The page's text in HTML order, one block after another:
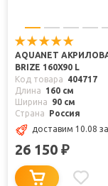
AQUANET
BRIZE 160X90 L
Код товара
404717
Длина
160 см
Ширина
90 см
Страна
Россия
доставим 10.08
26 150 ₽